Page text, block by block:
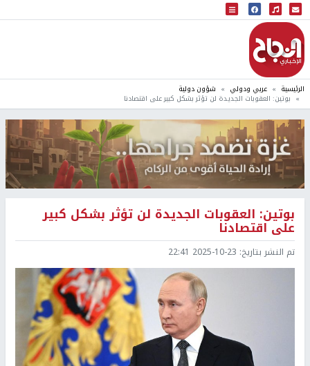
البث المباشر
إذاعة النجاح
الرئيسية عربي ودولي شؤون دولية
بوتين: العقوبات الجديدة لن تؤثر بشكل كبير على اقتصادنا
بوتين: العقوبات الجديدة لن تؤثر بشكل كبير
على اقتصادنا
تم النشر بتاريخ: 2025-10-23 22:41